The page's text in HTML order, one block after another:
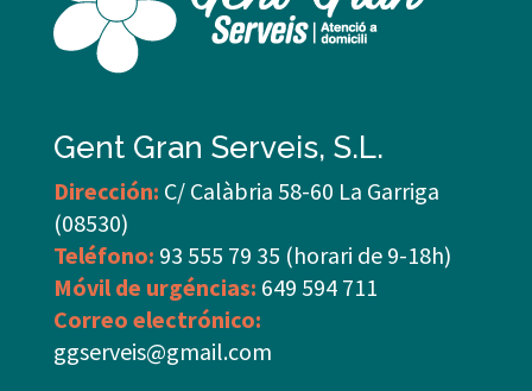
Gent Gran Serveis, S.L.
Dirección: C/ Calàbria 58-60 La Garriga
(08530)
Teléfono: 93 555 79 35 (horari de 9-18h)
Móvil de urgéncias: 649 594 711
Correo electrónico:
ggserveis@gmail.com